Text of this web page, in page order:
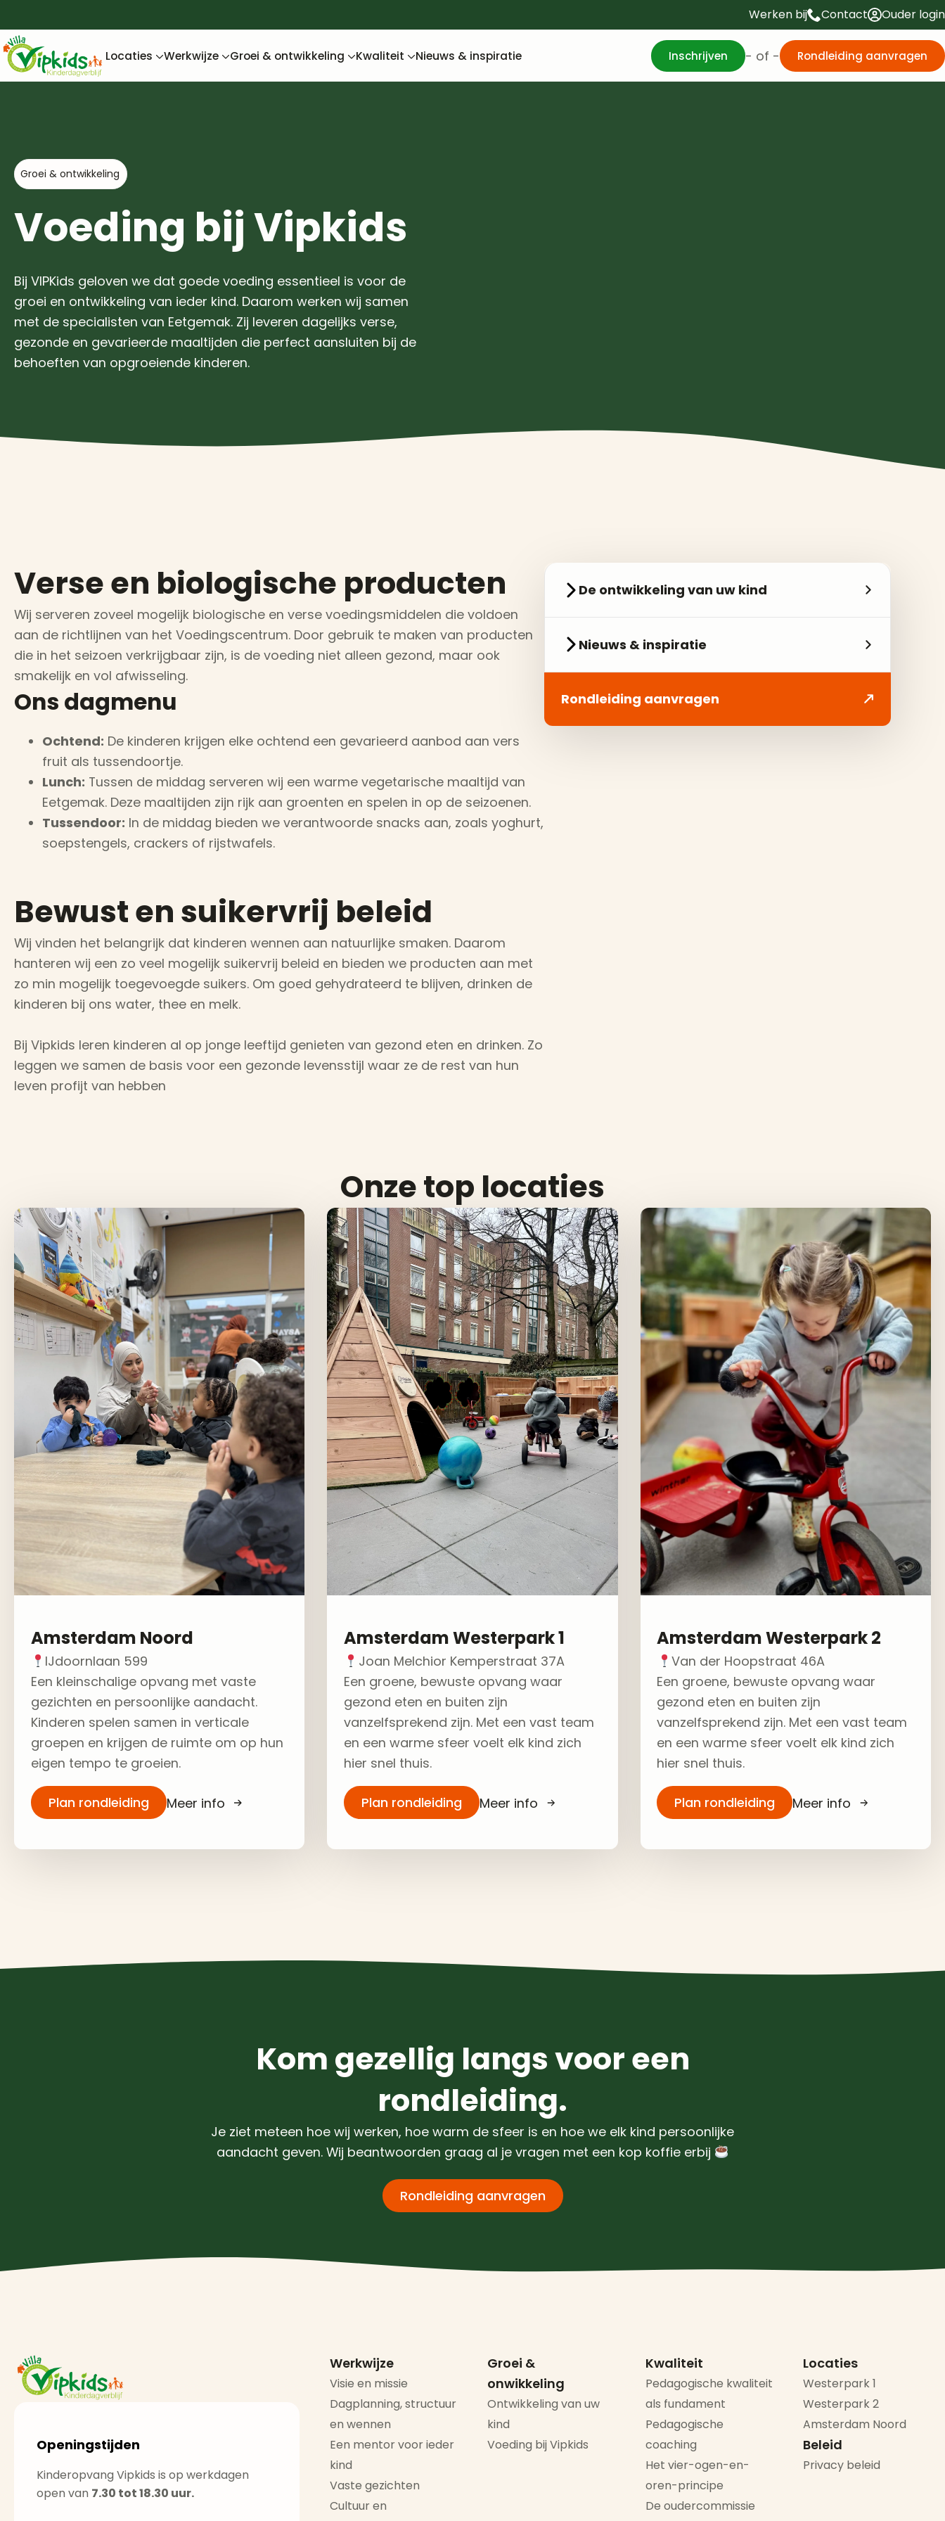
Werken bij Contact Ouder login
Locaties Werkwijze Groei & ontwikkeling Kwaliteit Nieuws & inspiratie Inschrijven - of - Rondleiding aanvragen
Groei & ontwikkeling
Voeding bij Vipkids
Bij VIPKids geloven we dat goede voeding essentieel is voor de
groei en ontwikkeling van ieder kind. Daarom werken wij samen
met de specialisten van Eetgemak. Zij leveren dagelijks verse,
gezonde en gevarieerde maaltijden die perfect aansluiten bij de
behoeften van opgroeiende kinderen.
Verse en biologische producten
Wij serveren zoveel mogelijk biologische en verse voedingsmiddelen die voldoen
aan de richtlijnen van het Voedingscentrum. Door gebruik te maken van producten
die in het seizoen verkrijgbaar zijn, is de voeding niet alleen gezond, maar ook
smakelijk en vol afwisseling.
Ons dagmenu
Ochtend: De kinderen krijgen elke ochtend een gevarieerd aanbod aan vers
fruit als tussendoortje.
Lunch: Tussen de middag serveren wij een warme vegetarische maaltijd van
Eetgemak. Deze maaltijden zijn rijk aan groenten en spelen in op de seizoenen.
Tussendoor: In de middag bieden we verantwoorde snacks aan, zoals yoghurt,
soepstengels, crackers of rijstwafels.
Bewust en suikervrij beleid
Wij vinden het belangrijk dat kinderen wennen aan natuurlijke smaken. Daarom
hanteren wij een zo veel mogelijk suikervrij beleid en bieden we producten aan met
zo min mogelijk toegevoegde suikers. Om goed gehydrateerd te blijven, drinken de
kinderen bij ons water, thee en melk.
Bij Vipkids leren kinderen al op jonge leeftijd genieten van gezond eten en drinken. Zo
leggen we samen de basis voor een gezonde levensstijl waar ze de rest van hun
leven profijt van hebben
De ontwikkeling van uw kind
Nieuws & inspiratie
Rondleiding aanvragen
Onze top locaties
Amsterdam Noord
IJdoornlaan 599
Een kleinschalige opvang met vaste
gezichten en persoonlijke aandacht.
Kinderen spelen samen in verticale
groepen en krijgen de ruimte om op hun
eigen tempo te groeien.
Plan rondleiding Meer info
Amsterdam Westerpark 1
Joan Melchior Kemperstraat 37A
Een groene, bewuste opvang waar
gezond eten en buiten zijn
vanzelfsprekend zijn. Met een vast team
en een warme sfeer voelt elk kind zich
hier snel thuis.
Plan rondleiding Meer info
Amsterdam Westerpark 2
Van der Hoopstraat 46A
Een groene, bewuste opvang waar
gezond eten en buiten zijn
vanzelfsprekend zijn. Met een vast team
en een warme sfeer voelt elk kind zich
hier snel thuis.
Plan rondleiding Meer info
Kom gezellig langs voor een
rondleiding.
Je ziet meteen hoe wij werken, hoe warm de sfeer is en hoe we elk kind persoonlijke
aandacht geven. Wij beantwoorden graag al je vragen met een kop koffie erbij
Rondleiding aanvragen
Openingstijden
Kinderopvang Vipkids is op werkdagen
open van 7.30 tot 18.30 uur.
Werkwijze
Visie en missie
Dagplanning, structuur
en wennen
Een mentor voor ieder
kind
Vaste gezichten
Cultuur en
Groei &
onwikkeling
Ontwikkeling van uw
kind
Voeding bij Vipkids
Kwaliteit
Pedagogische kwaliteit
als fundament
Pedagogische
coaching
Het vier-ogen-en-
oren-principe
De oudercommissie
Locaties
Westerpark 1
Westerpark 2
Amsterdam Noord
Beleid
Privacy beleid